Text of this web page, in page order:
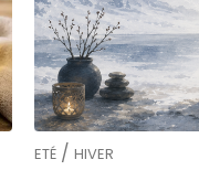
ETÉ/ HIVER